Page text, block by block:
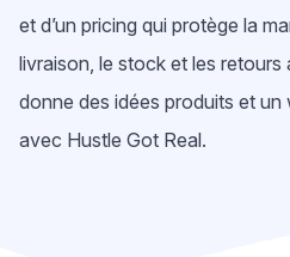
et d’un pricing qui protège la
livraison, le stock et les retours
donne des idées produits et
avec Hustle Got Real.